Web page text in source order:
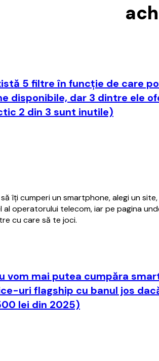
5 filtre în funcţie de care
disponibile, dar 3 dintre ele
2 din 3 sunt inutile)
îţi cumperi un smartphone, alegi un
al operatorului telecom, iar pe pagina
cu care să te joci.
vom mai putea cumpăra
uri flagship cu banul jos
lei din 2025)